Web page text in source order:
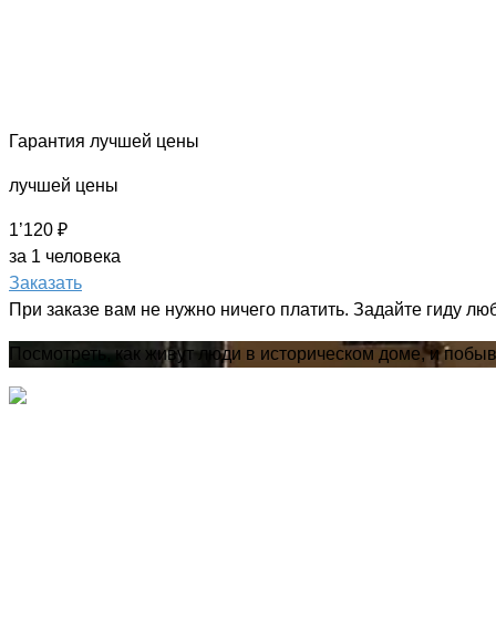
Гарантия лучшей цены
лучшей цены
1’120 ₽
за 1 человека
Заказать
При заказе вам не нужно ничего платить. Задайте гиду
Посмотреть, как живут люди в историческом доме, и